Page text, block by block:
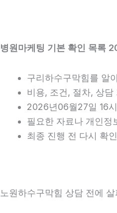
병원마케팅 기본 확인 목록
구리하수구막힘를 알
비용, 조건, 절차, 상담
2026년06월27일 16
필요한 자료나 개인정
최종 진행 전 다시 확
노원하수구막힘 상담 전에